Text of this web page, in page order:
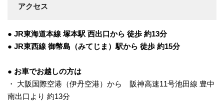
アクセス
● JR東海道本線 塚本駅 西出口から 徒歩 約13分
● JR東西線 御幣島（みてじま）駅から 徒歩 約15分
● お車でお越しの方は
・ 大阪国際空港（伊丹空港）から 阪神高速11号池田線 豊中
南出口より 約13分